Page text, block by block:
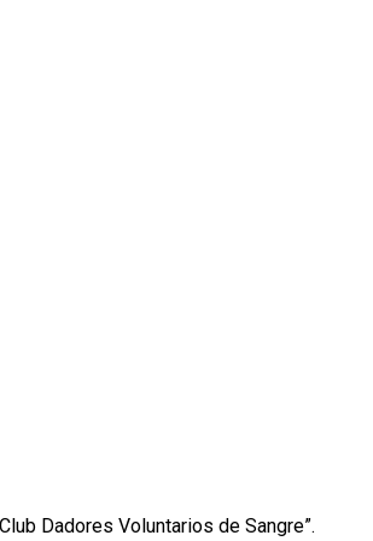
Dadores Voluntarios de Sangre”.